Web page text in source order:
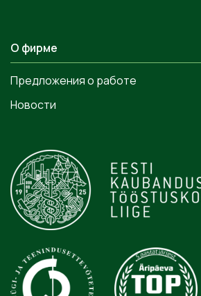
О фирме
Предложения о работе
Новости